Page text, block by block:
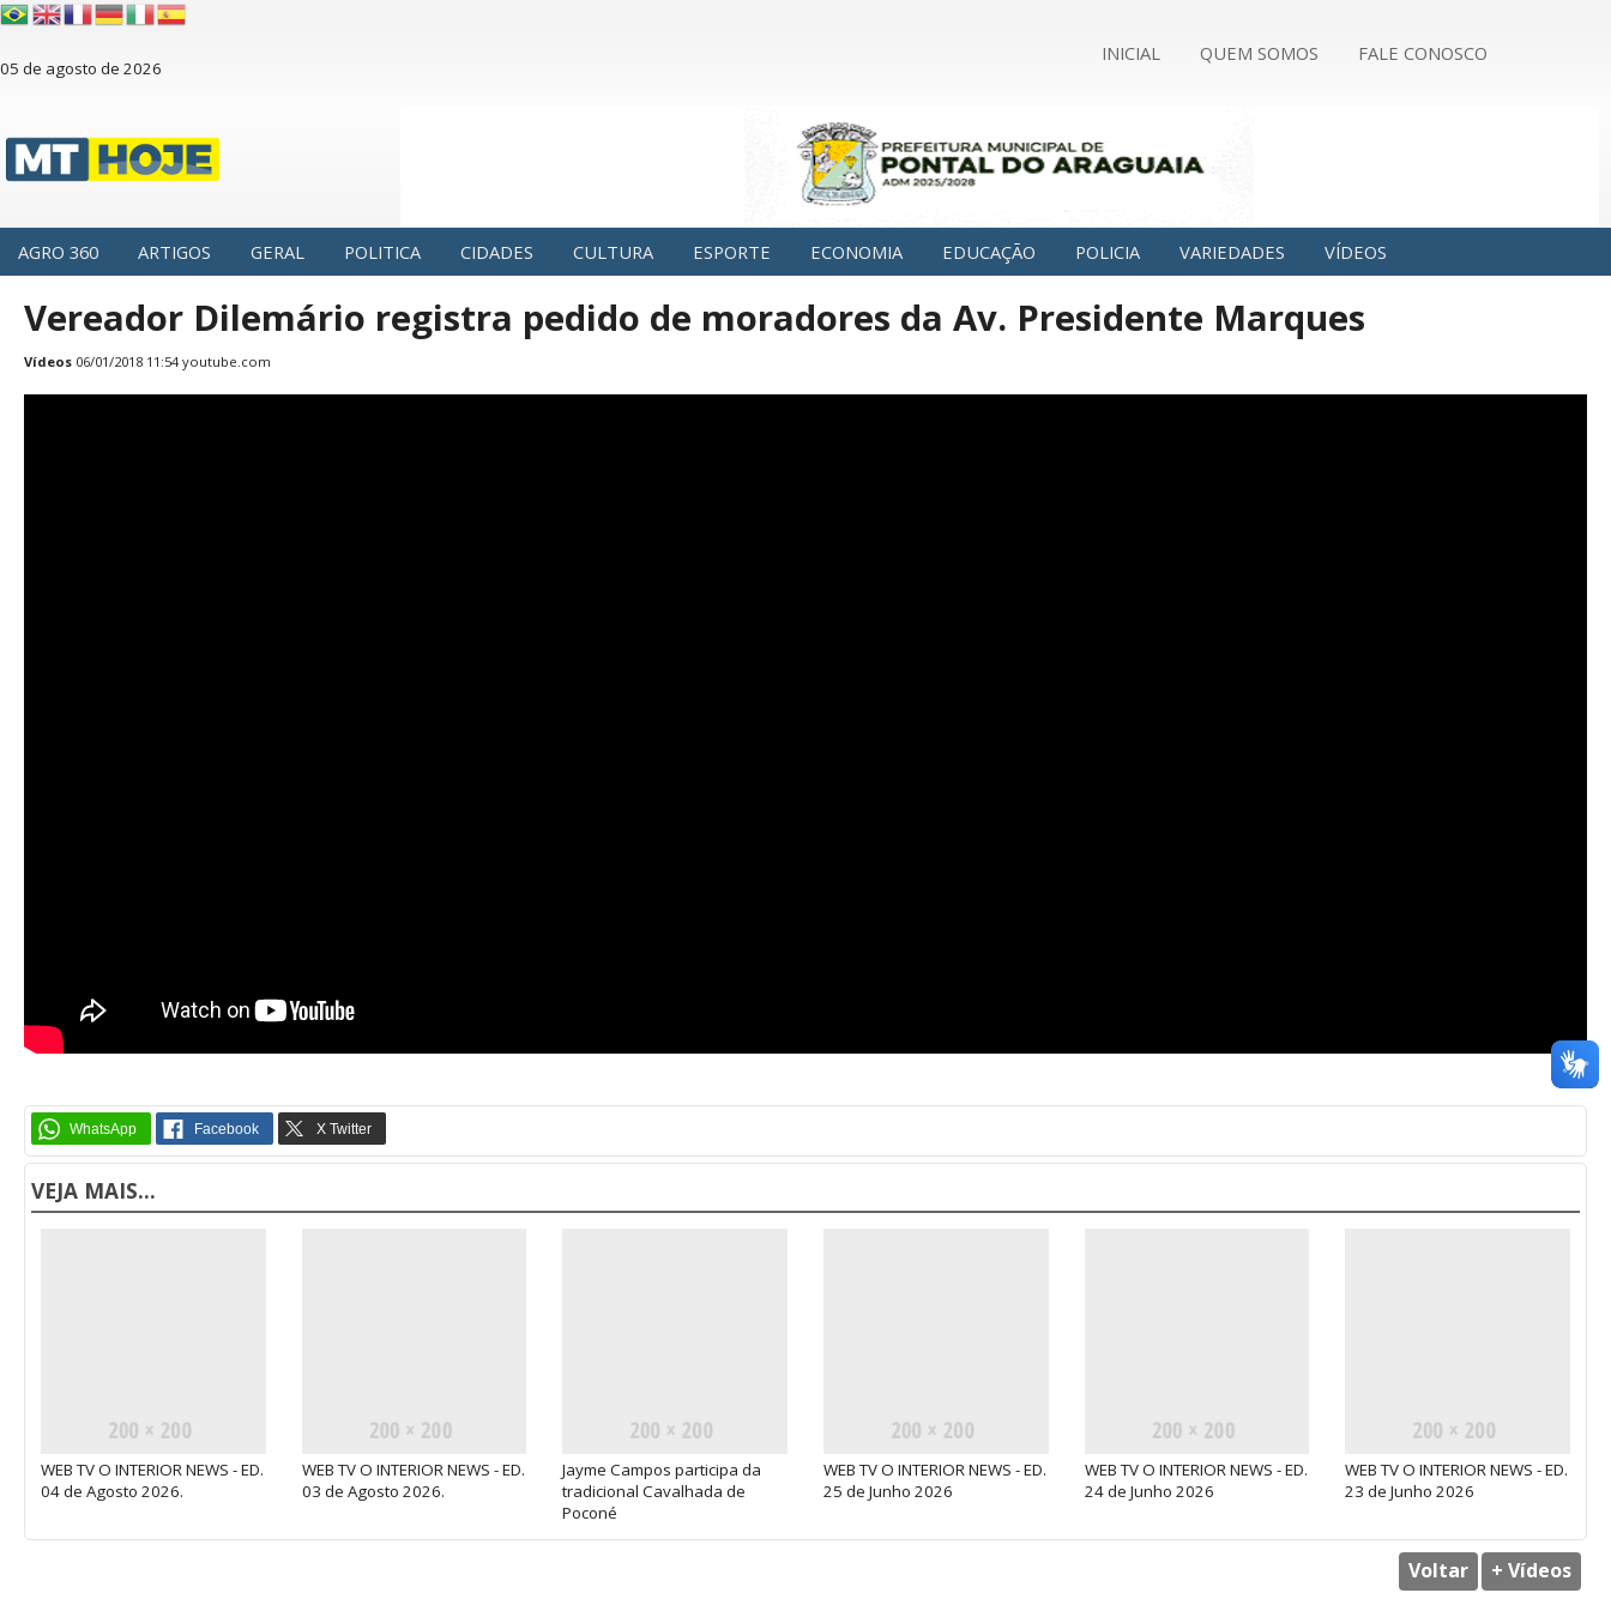
05 de agosto de 2026
INICIAL QUEM SOMOS FALE CONOSCO
AGRO 360 ARTIGOS GERAL POLITICA CIDADES CULTURA ESPORTE ECONOMIA EDUCAÇÃO POLICIA VARIEDADES VÍDEOS
Vereador Dilemário registra pedido de moradores da Av. Presidente Marques
Vídeos 06/01/2018 11:54youtube.com
VEJA MAIS...
WEB TV O INTERIOR NEWS - ED.
04 de Agosto 2026.
WEB TV O INTERIOR NEWS - ED.
03 de Agosto 2026.
Jayme Campos participa da
tradicional Cavalhada de
Poconé
WEB TV O INTERIOR NEWS - ED.
25 de Junho 2026
WEB TV O INTERIOR NEWS - ED.
24 de Junho 2026
WEB TV O INTERIOR NEWS - ED.
23 de Junho 2026
Voltar + Vídeos